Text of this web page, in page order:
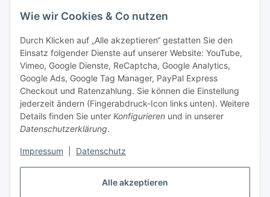
Alle akzeptieren
Wie wir Cookies & Co nutzen
Durch Klicken auf „Alle akzeptieren“ gestatten Sie den
Einsatz folgender Dienste auf unserer Website: YouTube,
Vimeo, Google Dienste, ReCaptcha, Google Analytics,
Google Ads, Google Tag Manager, PayPal Express
Checkout und Ratenzahlung. Sie können die Einstellung
jederzeit ändern (Fingerabdruck-Icon links unten). Weitere
Details finden Sie unter Konfigurieren und in unserer
Datenschutzerklärung.
Impressum Datenschutz
Social Media
Unsere Dienstleistungen
Lampenreparatur
Lichtservice für Senioren
Vertrag widerrufen